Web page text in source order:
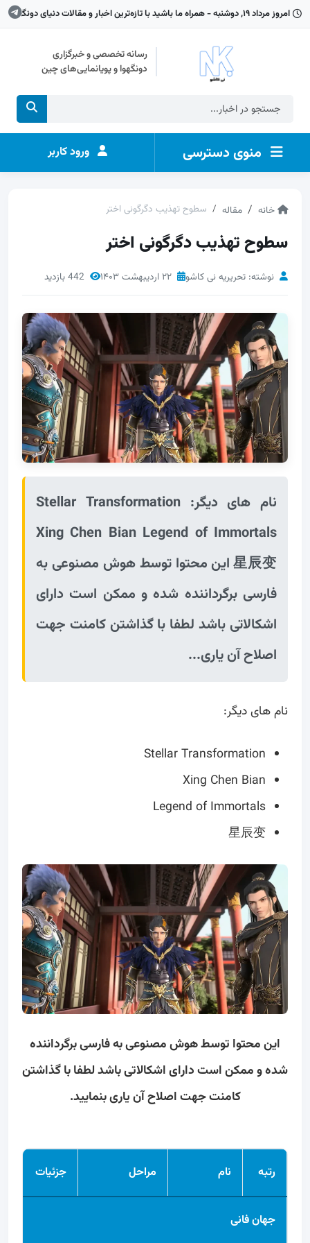
امروز مرداد ۱۹, دوشنبه - همراه ما باشید با تازه‌ترین اخبار و مقالات دنیای دونگهوا
رسانه تخصصی و خبرگزاری
دونگهوا و پویانمایی‌های چین
منوی دسترسی ورود کاربر
خانه مقاله سطوح تهذیب دگرگونی اختر
سطوح تهذیب دگرگونی اختر
نوشته: تحریریه نی کاشو ۲۲ اردیبهشت ۱۴۰۳
نام های دیگر: Stellar Transformation
Xing Chen Bian Legend of Immortals
星辰变 این محتوا توسط هوش مصنوعی به
فارسی برگرداننده شده و ممکن است دارای
اشکالاتی باشد لطفا با گذاشتن کامنت جهت
اصلاح آن یاری...
نام های دیگر:
Stellar Transformation
Xing Chen Bian
Legend of Immortals
星辰变
این محتوا توسط هوش مصنوعی به فارسی برگرداننده
شده و ممکن است دارای اشکالاتی باشد لطفا با گذاشتن
کامنت جهت اصلاح آن یاری بنمایید.
رتبه نام مراحل جزئیات
جهان فانی